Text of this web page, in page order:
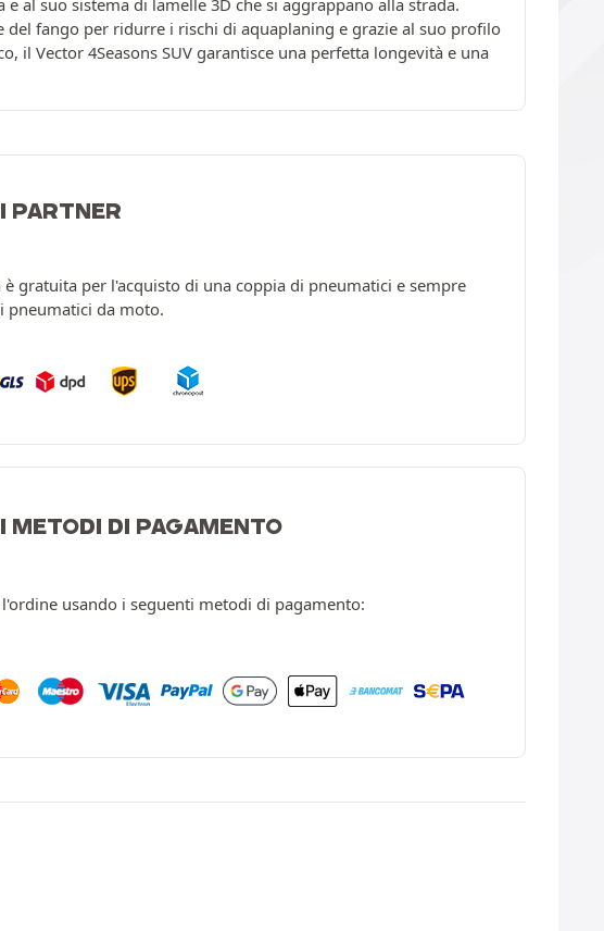
al suo sistema di lamelle 3D che si aggrappano alla strada.
fango per ridurre i rischi di aquaplaning e grazie al suo profilo
Vector 4Seasons SUV garantisce una perfetta longevità e una
PARTNER
è gratuita per l'acquisto di una coppia di pneumatici e sempre
pneumatici da moto.
METODI DI PAGAMENTO
usando i seguenti metodi di pagamento: